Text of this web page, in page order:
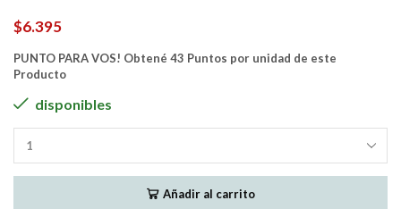
$6.395
PUNTO PARA VOS! Obtené 43 Puntos por unidad de este
Producto
disponibles
Original
Añadir al carrito